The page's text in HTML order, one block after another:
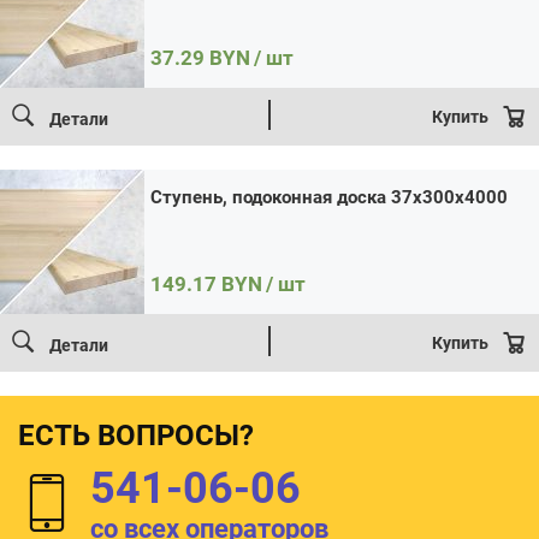
37.29 BYN / шт
Детали Купить
Ступень, подоконная доска 37x300x4000
149.17 BYN / шт
Детали Купить
ЕСТЬ ВОПРОСЫ?
541-06-06
со всех операторов